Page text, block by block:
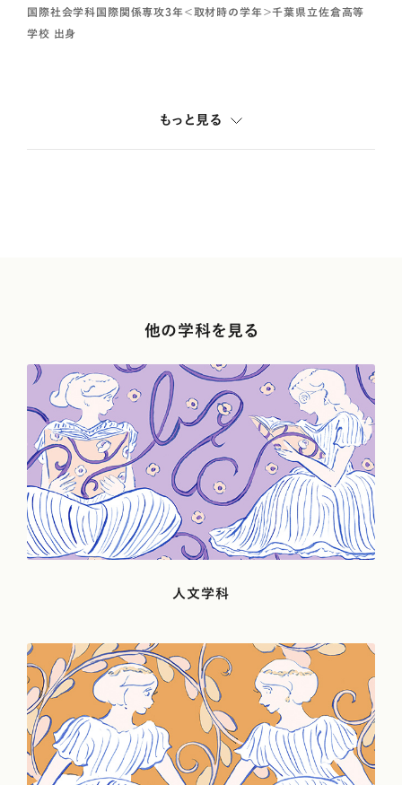
国際社会学科国際関係専攻3年＜取材時の学年＞千葉県立佐倉高等
学校 出身
海外への憧れを形に変える多様な学びとの出合
国際社会学科国際関係専攻2年＜取材時の学年＞国立お茶の水女子
大学附属高等学校 出身
国際社会の問題提起を身近な部分からアプロー
チしていきたい
もっと見る
他の学科を見る
人文学科